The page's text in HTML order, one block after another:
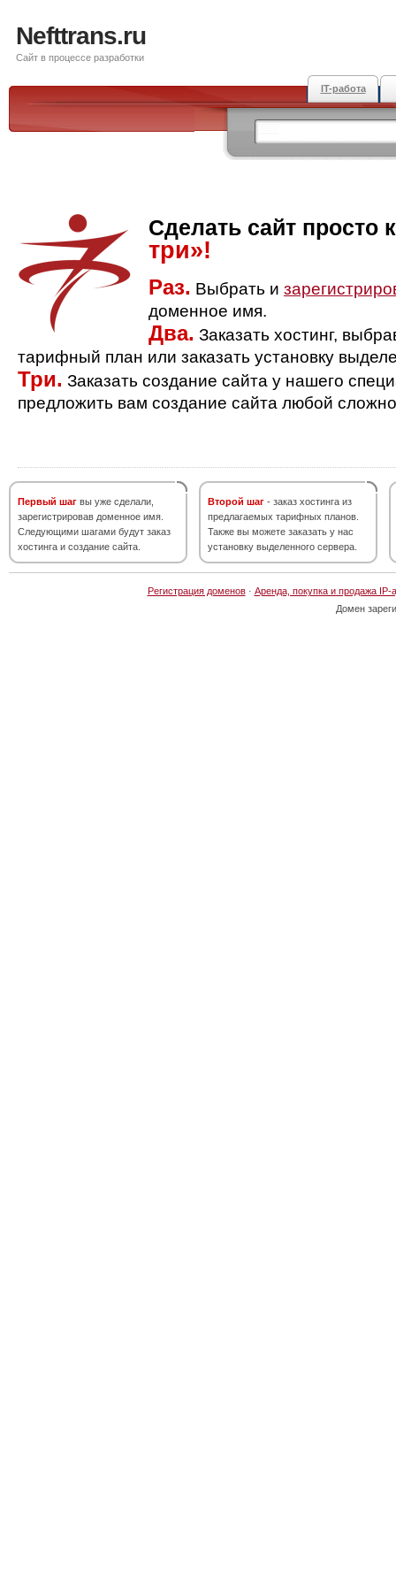
Nefttrans.ru
Сайт в процессе разработки
IT-работа
Сделать сайт просто
три»!
Раз. Выбрать и
доменное имя.
Два. Заказать хостинг,
тарифный план или заказать установку
Три. Заказать создание сайта у нашего
предложить вам создание сайта любой
Первый шаг вы уже сделали,
зарегистрировав доменное имя.
Следующими шагами будут заказ
хостинга и создание сайта.
Второй шаг - заказ хостинга из
предлагаемых тарифных планов.
Также вы можете заказать у нас
установку выделенного сервера.
Регистрация доменов· Аренда, покупка и продажа IP-
Домен